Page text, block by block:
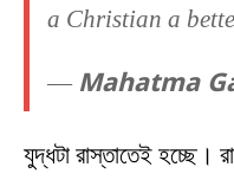
a Christian a
― Mahatma
যুদ্ধটা রাস্তাতেই হচ্ছে।